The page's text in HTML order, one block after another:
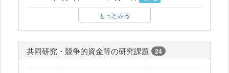
もっとみる
共同研究・競争的資金等の研究課題 24